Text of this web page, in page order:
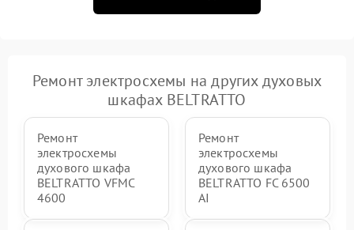
Ремонт электросхемы на других духовых
шкафах BELTRATTO
Ремонт
электросхемы
духового шкафа
BELTRATTO VFMC
4600
Ремонт
электросхемы
духового шкафа
BELTRATTO FC 6500
AI